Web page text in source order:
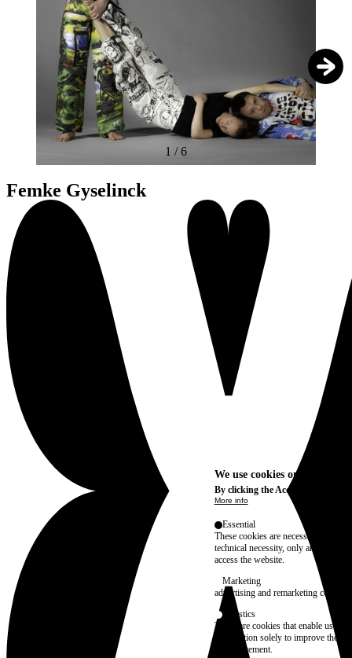
1 /6
Femke Gyselinck
We use cookies on this site
By clicking the Accept button,
More info
Essential
These cookies are necessary for
technical necessity, only an
access the website.
Marketing
advertising and remarketing cookies,
Statistics
These are cookies that enable us to
information solely to improve the
their placement.